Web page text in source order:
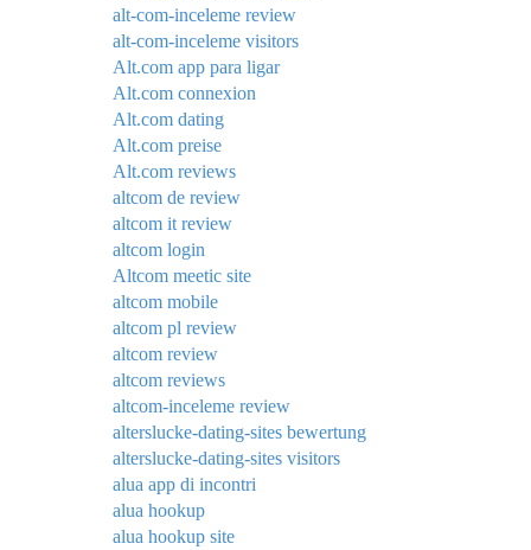
alt-com-inceleme review
alt-com-inceleme visitors
Alt.com app para ligar
Alt.com connexion
Alt.com dating
Alt.com preise
Alt.com reviews
altcom de review
altcom it review
altcom login
Altcom meetic site
altcom mobile
altcom pl review
altcom review
altcom reviews
altcom-inceleme review
alterslucke-dating-sites bewertung
alterslucke-dating-sites visitors
alua app di incontri
alua hookup
alua hookup site